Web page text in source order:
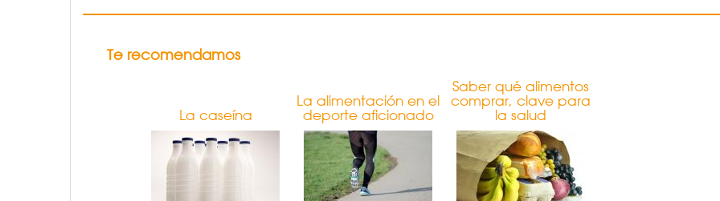
Te recomendamos
La caseína
La alimentación en el
deporte aficionado
Saber qué alimentos
comprar, clave para
la salud